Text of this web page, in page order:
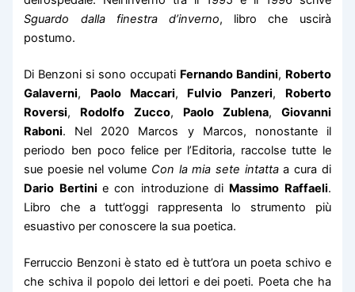
Sguardo dalla finestra d’inverno, libro che uscirà
postumo.
Di Benzoni si sono occupati Fernando Bandini, Roberto
Galaverni, Paolo Maccari, Fulvio Panzeri, Roberto
Roversi, Rodolfo Zucco, Paolo Zublena, Giovanni
Raboni. Nel 2020 Marcos y Marcos, nonostante il
periodo ben poco felice per l’Editoria, raccolse tutte le
sue poesie nel volume Con la mia sete intattaa cura di
Dario Bertinie con introduzione di Massimo Raffaeli.
Libro che a tutt’oggi rappresenta lo strumento più
esuastivo per conoscere la sua poetica.
Ferruccio Benzoni è stato ed è tutt’ora un poeta schivo e
che schiva il popolo dei lettori e dei poeti. Poeta che ha